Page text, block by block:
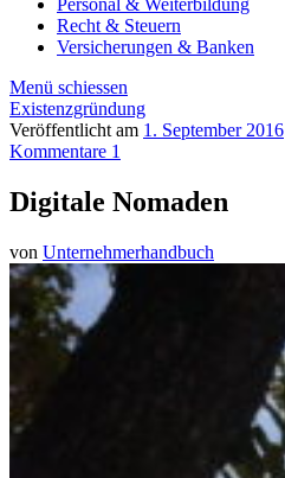
Personal & Weiterbildung
Recht & Steuern
Versicherungen & Banken
Menü schiessen
Existenzgründung
Veröffentlicht am 1. September 2016
Kommentare 1
Digitale Nomaden
von Unternehmerhandbuch